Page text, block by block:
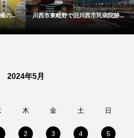
の... 川西市東畦野で旧川西市民病院跡...
2024年5月
木 金 土 日
2 3 4 5